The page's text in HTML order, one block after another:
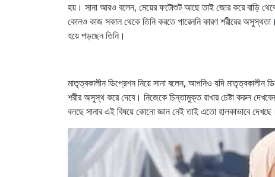
হয়। সানা আরও বলেন, মেয়ের ফটোশুট আছে তাই জোর করে বাড়ি
কোনও কাজ সকাল থেকে তিনি করতে পারেননি কারণ শরীরের
হয়ে পড়ছেন তিনি।
মাতৃত্বকালীন ডিপ্রেশন নিয়ে সানা বলেন, আপনিও যদি মাতৃত্বকালীন
শরীর অসুস্থ করে দেবে। নিজেকে চিন্তামুক্ত রাখার চেষ্টা করুন
বলছে সানার এই বিষয়ে কোনো জ্ঞান নেই তাই এতো হালকাভাবে দেখছে।